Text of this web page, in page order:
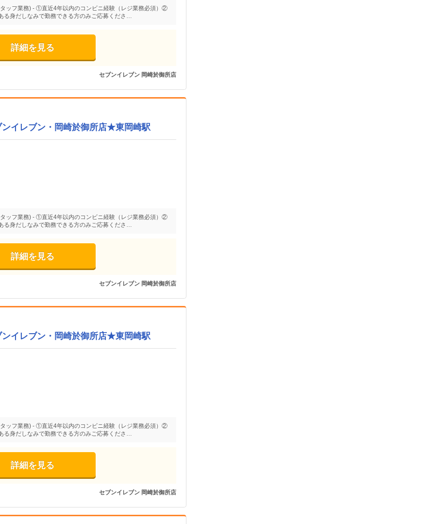
ッフ業務) - ①直近4年以内のコンビニ経験（レジ業務必須）②
る身だしなみで勤務できる方のみご応募くださ…
詳細を見る
セブンイレブン 岡崎於御所店
イレブン・岡崎於御所店★東岡崎駅
ッフ業務) - ①直近4年以内のコンビニ経験（レジ業務必須）②
る身だしなみで勤務できる方のみご応募くださ…
詳細を見る
セブンイレブン 岡崎於御所店
イレブン・岡崎於御所店★東岡崎駅
ッフ業務) - ①直近4年以内のコンビニ経験（レジ業務必須）②
る身だしなみで勤務できる方のみご応募くださ…
詳細を見る
セブンイレブン 岡崎於御所店